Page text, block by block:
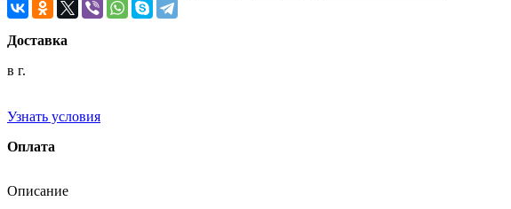
Доставка
в г.
Узнать условия
Оплата
Описание